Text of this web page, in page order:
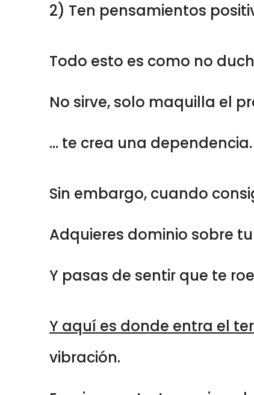
2) Ten pensamientos
Todo esto es como no
No sirve, solo maquilla el
... te crea una dependencia.
Sin embargo, cuando
Adquieres dominio sobre
Y pasas de sentir que te
Y aquí es donde entra el
vibración.